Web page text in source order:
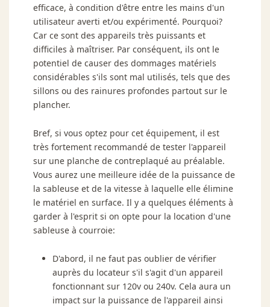
efficace, à condition d'être entre les mains d'un
utilisateur averti et/ou expérimenté. Pourquoi?
Car ce sont des appareils très puissants et
difficiles à maîtriser. Par conséquent, ils ont le
potentiel de causer des dommages matériels
considérables s'ils sont mal utilisés, tels que des
sillons ou des rainures profondes partout sur le
plancher.
Bref, si vous optez pour cet équipement, il est
très fortement recommandé de tester l'appareil
sur une planche de contreplaqué au préalable.
Vous aurez une meilleure idée de la puissance de
la sableuse et de la vitesse à laquelle elle élimine
le matériel en surface. Il y a quelques éléments à
garder à l'esprit si on opte pour la location d'une
sableuse à courroie:
D'abord, il ne faut pas oublier de vérifier
auprès du locateur s'il s'agit d'un appareil
fonctionnant sur 120v ou 240v. Cela aura un
impact sur la puissance de l'appareil ainsi